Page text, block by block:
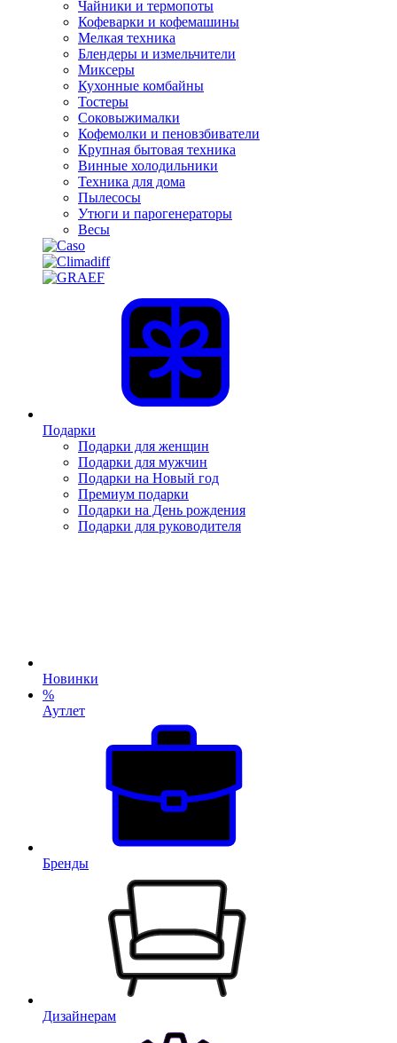
Чайники и термопоты
Кофеварки и кофемашины
Мелкая техника
Блендеры и измельчители
Миксеры
Кухонные комбайны
Тостеры
Соковыжималки
Кофемолки и пеновзбиватели
Крупная бытовая техника
Винные холодильники
Техника для дома
Пылесосы
Утюги и парогенераторы
Весы
Подарки
Подарки для женщин
Подарки для мужчин
Подарки на Новый год
Премиум подарки
Подарки на День рождения
Подарки для руководителя
Новинки
%
Аутлет
Бренды
Дизайнерам